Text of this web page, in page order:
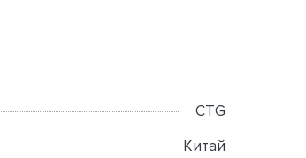
CTG
Китай